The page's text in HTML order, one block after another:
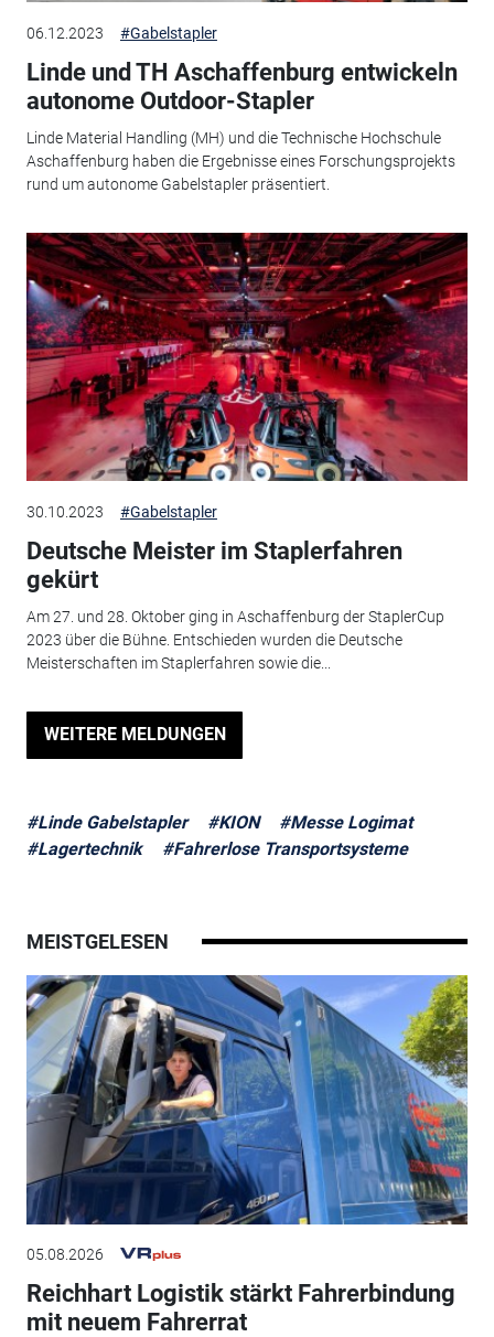
06.12.2023 #Gabelstapler
Linde und TH Aschaffenburg entwickeln
autonome Outdoor-Stapler
Linde Material Handling (MH) und die Technische Hochschule
Aschaffenburg haben die Ergebnisse eines Forschungsprojekts
rund um autonome Gabelstapler präsentiert.
30.10.2023 #Gabelstapler
Deutsche Meister im Staplerfahren
gekürt
Am 27. und 28. Oktober ging in Aschaffenburg der StaplerCup
2023 über die Bühne. Entschieden wurden die Deutsche
Meisterschaften im Staplerfahren sowie die...
WEITERE MELDUNGEN
#Linde Gabelstapler #KION
#Messe Logimat
#Lagertechnik
#Fahrerlose Transportsysteme
MEISTGELESEN
05.08.2026
Reichhart Logistik stärkt Fahrerbindung
mit neuem Fahrerrat